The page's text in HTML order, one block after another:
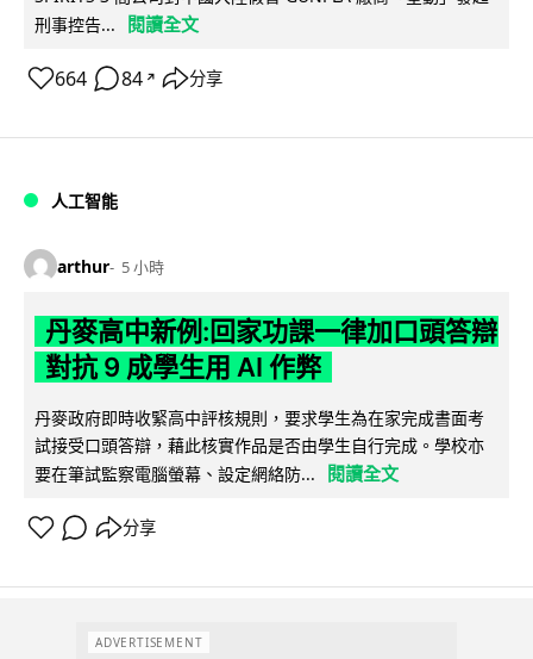
刑事控告...
閱讀全文
664 84 ↗ 分享
人工智能
arthur 5 小時
丹麥高中新例:回家功課一律加口頭答辯
對抗 9 成學生用 AI 作弊
丹麥政府即時收緊高中評核規則，要求學生為在家完成書面考
試接受口頭答辯，藉此核實作品是否由學生自行完成。學校亦
要在筆試監察電腦螢幕、設定網絡防...
閱讀全文
分享
ADVERTISEMENT